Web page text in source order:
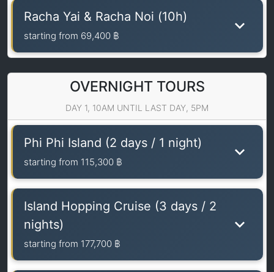
Racha Yai & Racha Noi (10h)
starting from 69,400 ฿
OVERNIGHT TOURS
DAY 1, 10AM UNTIL LAST DAY, 5PM
Phi Phi Island (2 days / 1 night)
starting from 115,300 ฿
Island Hopping Cruise (3 days / 2
nights)
starting from 177,700 ฿